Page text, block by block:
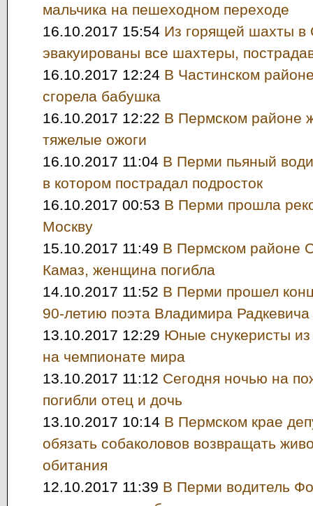
мальчика на пешеходном переходе
16.10.2017 15:54 Из горящей шахты в
эвакуированы все шахтеры,
16.10.2017 12:24 В Частинском
сгорела бабушка
16.10.2017 12:22 В Пермском районе
тяжелые ожоги
16.10.2017 11:04 В Перми пьяный
в котором пострадал подросток
16.10.2017 00:53 В Перми прошла
Москву
15.10.2017 11:49 В Пермском районе
Камаз, женщина погибла
14.10.2017 11:52 В Перми прошел
90-летию поэта Владимира Радкевича
13.10.2017 12:29 Юные снукеристы
на чемпионате мира
13.10.2017 11:12 Сегодня ночью на
погибли отец и дочь
13.10.2017 10:14 В Пермском крае
обязать собаколовов возвращать
обитания
12.10.2017 11:39 В Перми водитель